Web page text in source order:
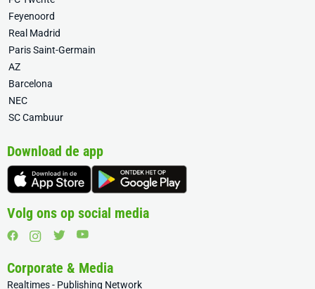
Feyenoord
Real Madrid
Paris Saint-Germain
AZ
Barcelona
NEC
SC Cambuur
Download de app
Volg ons op social media
Corporate & Media
Realtimes - Publishing Network